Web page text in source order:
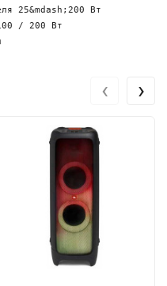
25&mdash;200 Вт
/ 200 Вт
‹ ›